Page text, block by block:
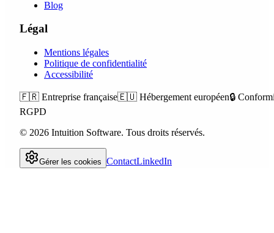
Blog
Légal
Mentions légales
Politique de confidentialité
Accessibilité
🇫🇷 Entreprise française🇪🇺 Hébergement européen🔒
RGPD
© 2026 Intuition Software. Tous droits réservés.
Gérer les cookies ContactLinkedIn